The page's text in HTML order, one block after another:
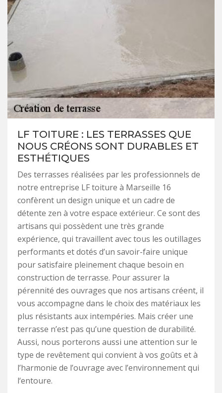
LF TOITURE : LES TERRASSES QUE
NOUS CRÉONS SONT DURABLES ET
ESTHÉTIQUES
Des terrasses réalisées par les professionnels de
notre entreprise LF toiture à Marseille 16
confèrent un design unique et un cadre de
détente zen à votre espace extérieur. Ce sont des
artisans qui possèdent une très grande
expérience, qui travaillent avec tous les outillages
performants et dotés d’un savoir-faire unique
pour satisfaire pleinement chaque besoin en
construction de terrasse. Pour assurer la
pérennité des ouvrages que nos artisans créent, il
vous accompagne dans le choix des matériaux les
plus résistants aux intempéries. Mais créer une
terrasse n’est pas qu’une question de durabilité.
Aussi, nous porterons aussi une attention sur le
type de revêtement qui convient à vos goûts et à
l’harmonie de l’ouvrage avec l’environnement qui
l‘entoure.